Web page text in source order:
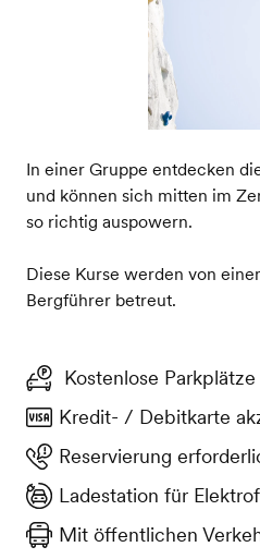
In einer Gruppe entdecken
und können sich mitten im
so richtig auspowern.
Diese Kurse werden von
Bergführer betreut.
Kostenlose Parkplätze
Kredit- / Debitkarte
Reservierung
Ladestation für
Mit öffentlichen